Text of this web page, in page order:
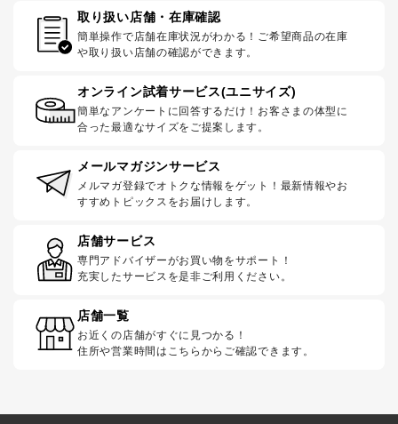
取り扱い店舗・在庫確認
簡単操作で店舗在庫状況がわかる！ご希望商品の在庫
や取り扱い店舗の確認ができます。
オンライン試着サービス(ユニサイズ)
簡単なアンケートに回答するだけ！お客さまの体型に
合った最適なサイズをご提案します。
メールマガジンサービス
メルマガ登録でオトクな情報をゲット！最新情報やお
すすめトピックスをお届けします。
店舗サービス
専門アドバイザーがお買い物をサポート！
充実したサービスを是非ご利用ください。
店舗一覧
お近くの店舗がすぐに見つかる！
住所や営業時間はこちらからご確認できます。